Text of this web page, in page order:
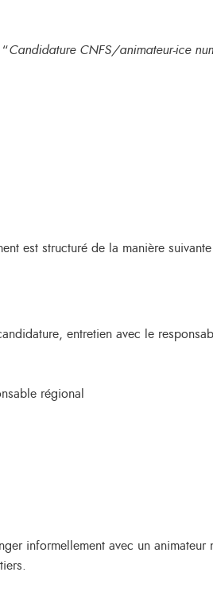
Candidature CNFS/animateur-ice
est structuré de la manière
entretien avec le
régional
informellement avec un